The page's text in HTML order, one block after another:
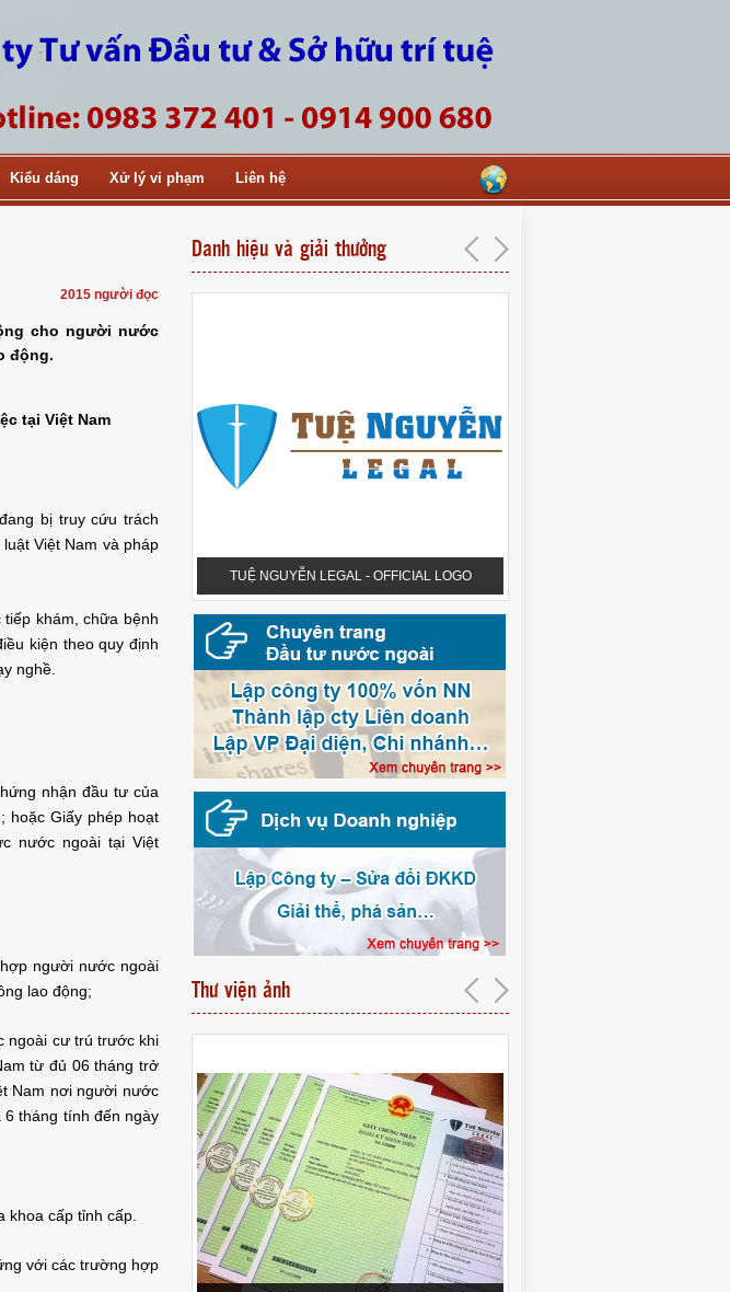
Kiểu dáng Xử lý vi phạm Liên hệ
2015 người đọc
cho người nước
động.
tại Việt Nam
bị truy cứu trách
Việt Nam và pháp
khám, chữa bệnh
kiện theo quy định
nghề.
nhận đầu tư của
hoặc Giấy phép hoạt
nước ngoài tại Việt
người nước ngoài
lao động;
ngoài cư trú trước khi
từ đủ 06 tháng trở
Nam nơi người nước
tháng tính đến ngày
cấp tỉnh cấp.
với các trường hợp
Danh hiệu và giải thưởng
TUỆ NGUYỄN LEGAL - OFFICIAL LOGO
Thư viện ảnh